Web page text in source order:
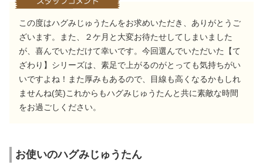
この度はハグみじゅうたんをお求めいただき、ありがとうご
ざいます。また、２ケ月と大変お待たせしてしまいました
が、喜んでいただけて幸いです。今回選んでいただいた【て
ざわり】シリーズは、素足で上がるのがとっても気持ちがい
いですよね！また厚みもあるので、目線も高くなるかもしれ
ませんね(笑)これからもハグみじゅうたんと共に素敵な時間
をお過ごしください。
お使いのハグみじゅうたん